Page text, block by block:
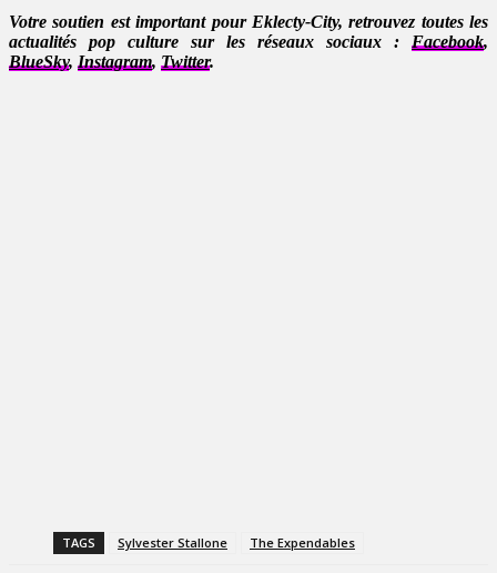
Votre soutien est important pour Eklecty-City, retrouvez toutes les
actualités pop culture sur les réseaux sociaux : Facebook,
BlueSky, Instagram, Twitter.
TAGS Sylvester Stallone The Expendables